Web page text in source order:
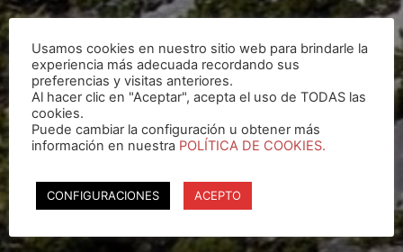
Usamos cookies en nuestro sitio web para brindarle la
experiencia más adecuada recordando sus
preferencias y visitas anteriores.
Al hacer clic en "Aceptar", acepta el uso de TODAS las
cookies.
Puede cambiar la configuración u obtener más
información en nuestra POLÍTICA DE COOKIES.
CONFIGURACIONES ACEPTO